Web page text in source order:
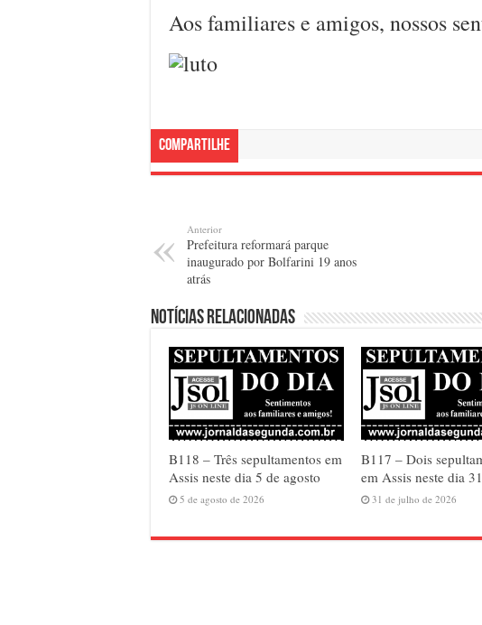
Aos familiares e amigos, nossos
Compartilhe
Anterior
Prefeitura reformará parque
inaugurado por Bolfarini 19 anos
atrás
Notícias relacionadas
B118 – Três sepultamentos em
Assis neste dia 5 de agosto
5 de agosto de 2026
B117 – Dois
em Assis neste dia
31 de julho de 2026